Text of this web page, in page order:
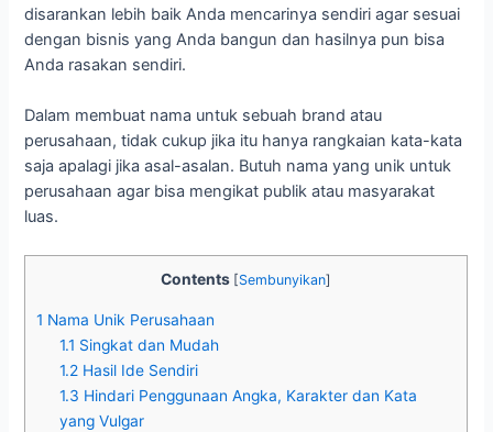
disarankan lebih baik Anda mencarinya sendiri agar sesuai
dengan bisnis yang Anda bangun dan hasilnya pun bisa
Anda rasakan sendiri.
Dalam membuat nama untuk sebuah brand atau
perusahaan, tidak cukup jika itu hanya rangkaian kata-kata
saja apalagi jika asal-asalan. Butuh nama yang unik untuk
perusahaan agar bisa mengikat publik atau masyarakat
luas.
Contents [Sembunyikan]
1 Nama Unik Perusahaan
1.1 Singkat dan Mudah
1.2 Hasil Ide Sendiri
1.3 Hindari Penggunaan Angka, Karakter dan Kata
yang Vulgar